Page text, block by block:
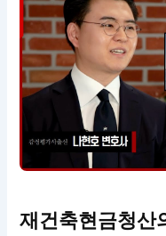
재건축현금청산